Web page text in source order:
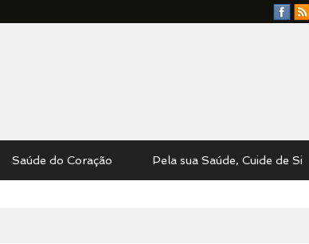
Facebook
RSS
Saúde do Coração Pela sua Saúde, Cuide de Si